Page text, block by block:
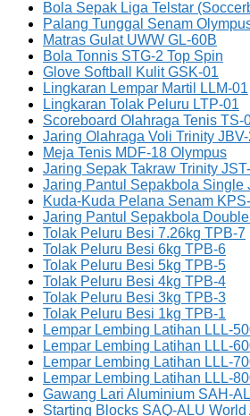
Bola Sepak Liga Telstar
Palang Tunggal Senam
Matras Gulat UWW GL-60B
Bola Tonnis STG-2 Top Spin
Glove Softball Kulit GSK-01
Lingkaran Lempar Martil LLM-01
Lingkaran Tolak Peluru LTP-01
Scoreboard Olahraga Tenis TS-
Jaring Olahraga Voli Trinity JBV-
Meja Tenis MDF-18 Olympus
Jaring Sepak Takraw Trinity
Jaring Pantul Sepakbola Single
Kuda-Kuda Pelana Senam
Jaring Pantul Sepakbola
Tolak Peluru Besi 7.26kg TPB-7
Tolak Peluru Besi 6kg TPB-6
Tolak Peluru Besi 5kg TPB-5
Tolak Peluru Besi 4kg TPB-4
Tolak Peluru Besi 3kg TPB-3
Tolak Peluru Besi 1kg TPB-1
Lempar Lembing Latihan LLL-
Lempar Lembing Latihan LLL-
Lempar Lembing Latihan LLL-
Lempar Lembing Latihan LLL-
Gawang Lari Aluminium SAH-
Starting Blocks SAQ-ALU World